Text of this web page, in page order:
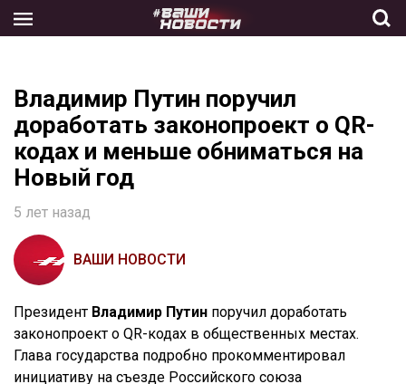
the
Владимир Путин поручил
доработать законопроект о QR-
кодах и меньше обниматься на
Новый год
5 лет назад
ВАШИ НОВОСТИ
Президент Владимир Путин поручил доработать
законопроект о QR-кодах в общественных местах.
Глава государства подробно прокомментировал
инициативу на съезде Российского союза